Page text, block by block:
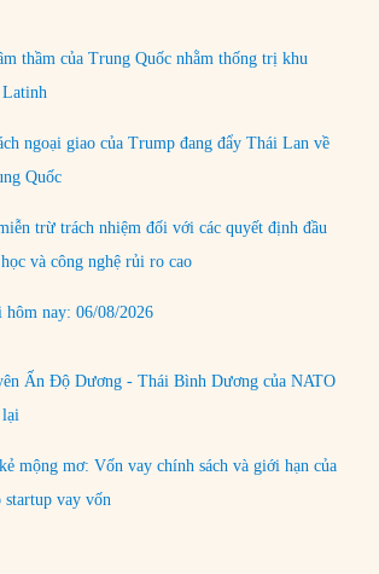
thầm của Trung Quốc nhằm thống trị khu
ngoại giao của Trump đang đẩy Thái Lan về
Quốc
trừ trách nhiệm đối với các quyết định đầu
và công nghệ rủi ro cao
hôm nay: 06/08/2026
Ấn Độ Dương - Thái Bình Dương của NATO
lại
mộng mơ: Vốn vay chính sách và giới hạn của
startup vay vốn